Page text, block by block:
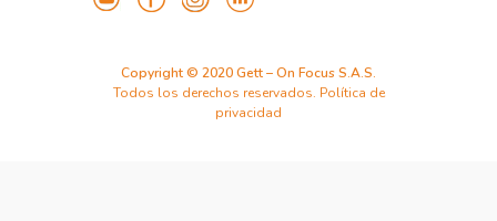
Copyright © 2020 Gett – On Focus S.A.S.
Todos los derechos reservados. Política de
privacidad